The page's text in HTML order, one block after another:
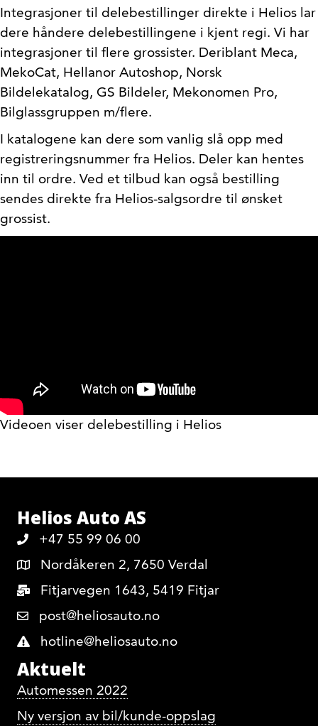
Integrasjoner til delebestillinger direkte i Helios lar
dere håndere delebestillingene i kjent regi. Vi har
integrasjoner til flere grossister. Deriblant Meca,
MekoCat, Hellanor Autoshop, Norsk
Bildelekatalog, GS Bildeler, Mekonomen Pro,
Bilglassgruppen m/flere.
I katalogene kan dere som vanlig slå opp med
registreringsnummer fra Helios. Deler kan hentes
inn til ordre. Ved et tilbud kan også bestilling
sendes direkte fra Helios-salgsordre til ønsket
grossist.
Videoen viser delebestilling i Helios
Helios Auto AS
+47 55 99 06 00
Nordåkeren 2, 7650 Verdal
Fitjarvegen 1643, 5419 Fitjar
post@heliosauto.no
hotline@heliosauto.no
Aktuelt
Automessen 2022
Ny versjon av bil/kunde-oppslag